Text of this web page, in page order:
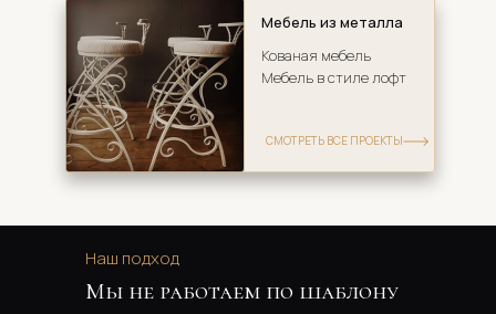
Кованая мебель
Мебель в стиле лофт
Мебель из металла
СМОТРЕТЬ ВСЕ ПРОЕКТЫ
Наш подход
Мы не работаем по шаблону